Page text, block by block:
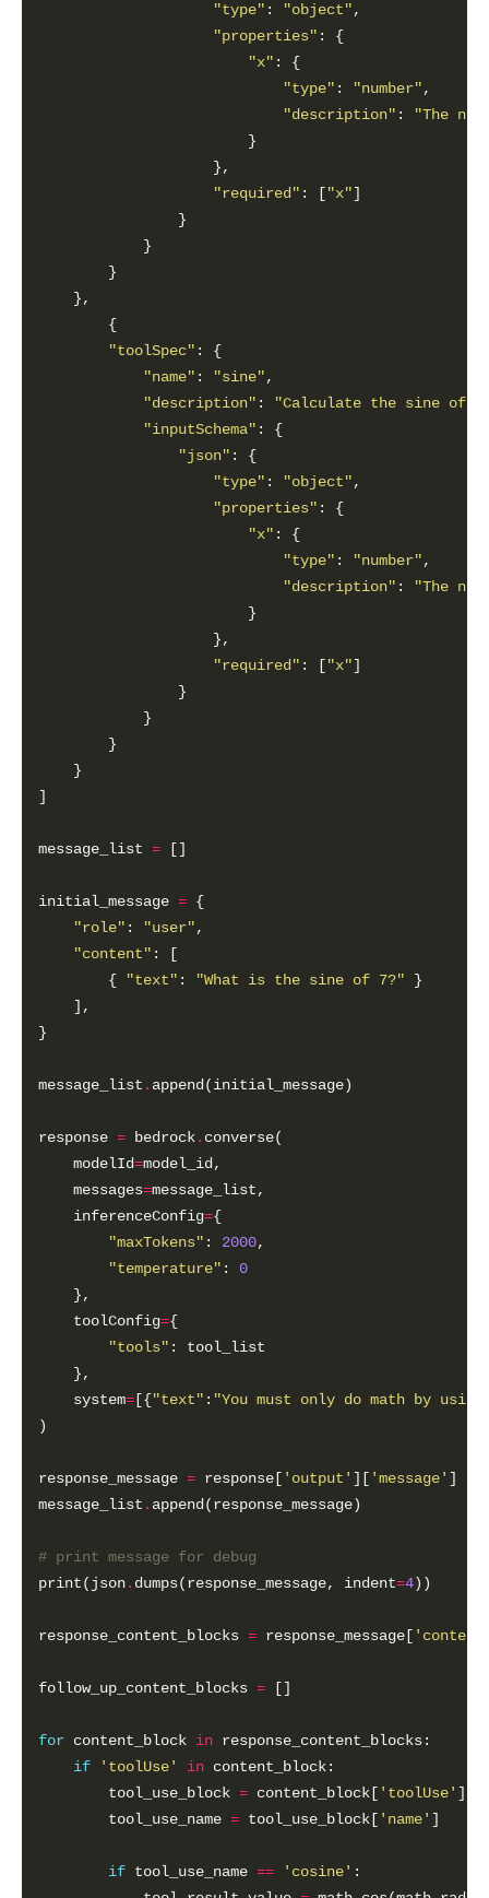
"type" : "object"
"properties"
"x"
"type" : "number"
"description" :
"The
"required" : ["x"
"toolSpec"
"name" : "sine"
"description" :
"Calculate the sine of
"inputSchema"
"json"
"type" : "object"
"properties"
"x"
"type" : "number"
"description" :
"The
"required" : ["x"
message_list =
initial_message =
"role" : "user"
"content"
        {
"text" : "What is the sine of 7?"
message_list .
response = bedrock.
    modelId
=
    messages
=
    inferenceConfig
=
"maxTokens" : 2000
"temperature" : 0
    toolConfig
=
"tools"
    system
= [{"text" : "You must only do math by
response_message = response[ 'output' ][ 'message'
message_list .
# print message for debug
print(json. dumps(response_message, indent=4
response_content_blocks = response_message[
follow_up_content_blocks =
for content_block in
if
'toolUse' in
        tool_use_block
= content_block[ 'toolUse'
        tool_use_name
= tool_use_block[ 'name'
if tool_use_name == 'cosine'